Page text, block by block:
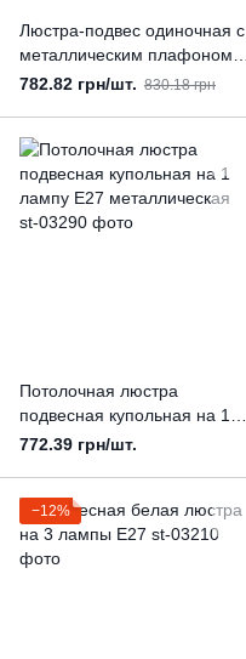
Люстра-подвес одиночная с
металлическим плафоном,
желтая, Е27
782.82 грн/шт. 830.18 грн
Потолочная люстра
подвесная купольная на 1
лампу Е27 металлическая
772.39 грн/шт.
−12%